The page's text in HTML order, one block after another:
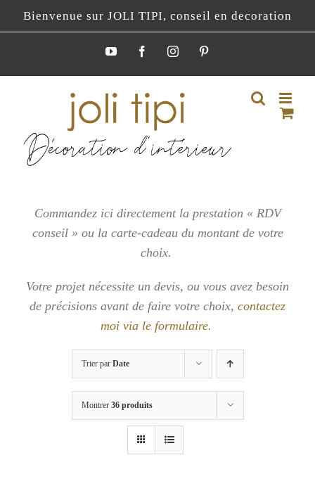
Passer
au
Bienvenue sur JOLI TIPI, conseil en decoration
YouTubeFacebookInstagramPinterest
Commandez ici directement la prestation « RDV
conseil » ou la carte-cadeau du montant de votre
choix.
Votre projet nécessite un devis, ou vous avez besoin
de précisions avant de faire votre choix, contactez
moi via le formulaire.
Trier par Date
Montrer 36 produits